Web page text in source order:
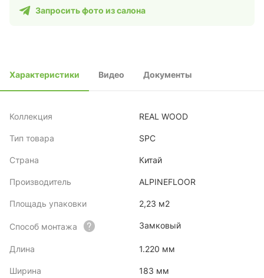
Запросить фото из салона
Характеристики Видео Документы
Коллекция REAL WOOD
Тип товара SPC
Страна Китай
Производитель ALPINEFLOOR
Площадь упаковки 2,23 м2
Способ монтажа Замковый
Длина 1.220 мм
Ширина 183 мм